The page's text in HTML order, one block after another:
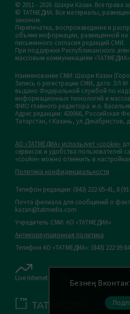
Безнең
© 2011 - 2026. Шахри Казан. Все права
© ТАТМЕДИА. Все материалы,
законом.
Перепечатка, воспроизведение и
объеме информации, размещенной на
письменного согласия редакций СМИ.
При поддержке Республиканского
массовым коммуникациям
Наименование СМИ: Шахри Казан
Запись о регистрации СМИ, дата: ЭЛ №
выдано Федеральной службой по
информационных технологий и
ФИО главного редактора: и.о.
Адрес редакции: 420066, Российская
Татарстан, г.Казань, ул.Декабристов,
АО «ТАТМЕДИА» использует «cookie»
сервисов и удобства пользователей
«cookie» можно отменить в
Политика конфиденциальности
Телефон редакции: (843) 222-05-41, 8
Почта филиала для сообщений о
kazan@tatmedia.com
Учредитель СМИ: АО «ТАТМЕДИА»
Антикоррупционная политика
Телефон АО «ТАТМЕДИА»: (843) 222 09 84
Live Internet